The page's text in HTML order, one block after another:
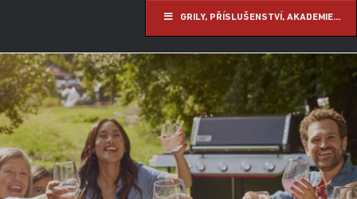
GRILY, PŘÍSLUŠENSTVÍ, AKADEMIE...